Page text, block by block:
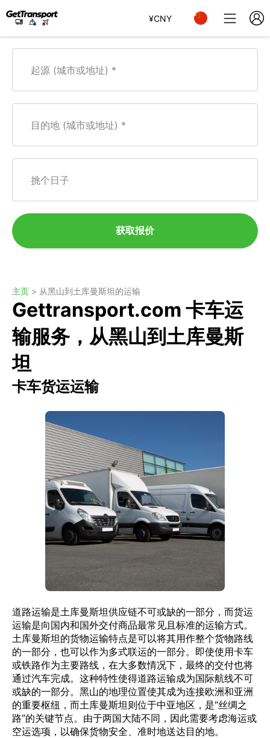
¥CNY
起源 (城市或地址)
目的地 (城市或地址)
挑个日子
获取报价
主页 > 从黑山到土库曼斯坦的运输
Gettransport.com 卡车运
输服务，从黑山到土库曼斯
坦
卡车货运运输
道路运输是土库曼斯坦供应链不可或缺的一部分，而货运
运输是向国内和国外交付商品最常见且标准的运输方式。
土库曼斯坦的货物运输特点是可以将其用作整个货物路线
的一部分，也可以作为多式联运的一部分。即使使用卡车
或铁路作为主要路线，在大多数情况下，最终的交付也将
通过汽车完成。这种特性使得道路运输成为国际航线不可
或缺的一部分。黑山的地理位置使其成为连接欧洲和亚洲
的重要枢纽，而土库曼斯坦则位于中亚地区，是“丝绸之
路”的关键节点。由于两国大陆不同，因此需要考虑海运或
空运选项，以确保货物安全、准时地送达目的地。